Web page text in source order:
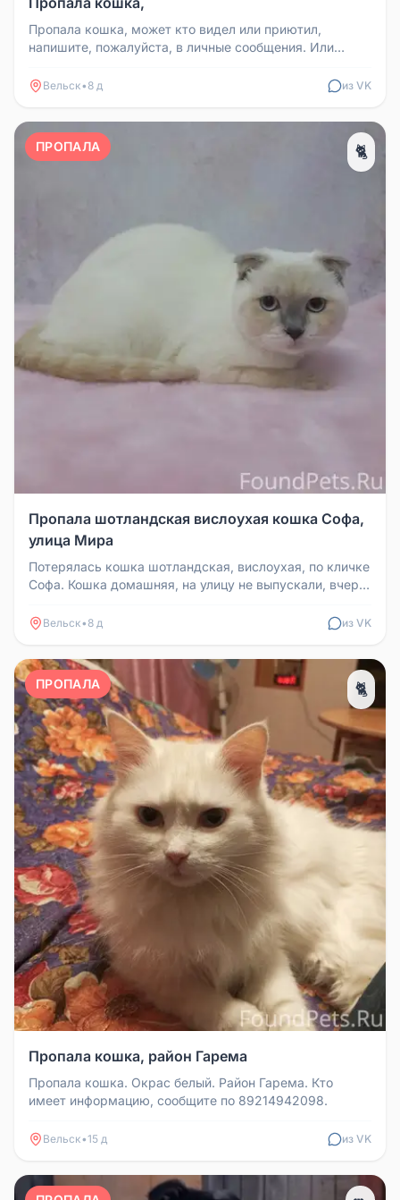
Пропала кошка, может кто видел или приютил,
напишите, пожалуйста, в личные сообщения. Или
Вельск• 8 д из VK
ПРОПАЛА 🐈
Пропала шотландская вислоухая кошка Софа,
улица Мира
Потерялась кошка шотландская, вислоухая, по кличке
Софа. Кошка домашняя, на улицу не выпускали, вчера
Вельск• 8 д из VK
ПРОПАЛА 🐈
Пропала кошка, район Гарема
Пропала кошка. Окрас белый. Район Гарема. Кто
имеет информацию, сообщите по 89214942098.
Вельск•15 д из VK